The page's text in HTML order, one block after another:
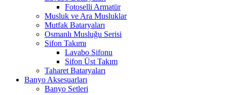
Fotoselli Armatür
Musluk ve Ara Musluklar
Mutfak Bataryaları
Osmanlı Musluğu Serisi
Sifon Takımı
Lavabo Sifonu
Sifon Üst Takım
Taharet Bataryaları
Banyo Aksesuarları
Banyo Setleri